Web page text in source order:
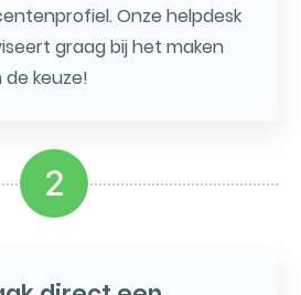
Onze helpdesk
graag bij het maken
de keuze!
2